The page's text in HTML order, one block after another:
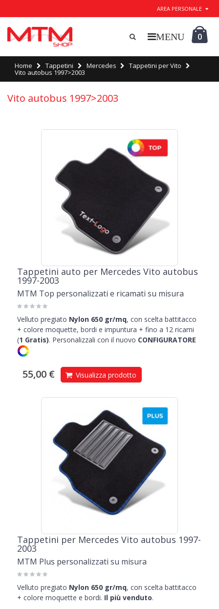
AREA PERSONALE
0
Home Tappetini Mercedes Tappetini per Vito
Vito autobus 1997>2003
Vito autobus 1997>2003
Tappetini auto per Mercedes Vito autobus
1997-2003
MTM Top personalizzati e ricamati su misura
Velluto pregiato Nylon 650 gr/mq, con scelta battitacco
+ colore moquette, bordi e impuntura + fino a 12 ricami
(1 Gratis). Personalizzali con il nuovo CONFIGURATORE
55,00 € Visualizza prodotto
Tappetini per Mercedes Vito autobus 1997-
2003
MTM Plus personalizzati su misura
Velluto pregiato Nylon 650 gr/mq, con scelta battitacco
+ colore moquette e bordi. Il più venduto.